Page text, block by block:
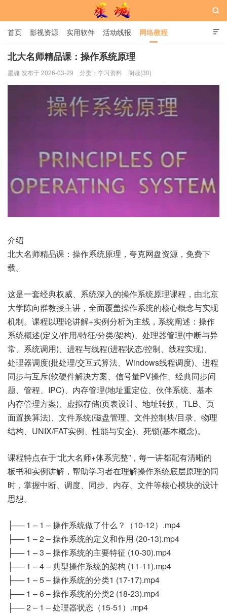
星魂网

首页 影视资源 实用软件 活动线报 网络教程
用户中心 书籍 娱乐

北大名师精品课：操作系统原理
星魂 发布于 2026-03-29 分类： 学习资料 阅读(30)
介绍
北大名师精品课：操作系统原理，夸克网盘资源，免费下
载。
这是一套经典权威、系统深入的操作系统原理课程，由北京
大学陈向群教授主讲，全面覆盖操作系统的核心概念与实现
机制。课程以理论讲解+实例分析为主线，系统阐述：操作
系统概述(定义/作用/特征/分类/架构)、处理器管理(中断与异
常、系统调用)、进程与线程(进程状态/控制、线程实现)、
处理器调度(批处理/交互式算法、Windows线程调度)、进程
同步与互斥(软硬件解决方案、信号量PV操作、经典同步问
题、管程、IPC)、内存管理(地址重定位、伙伴系统、基本
内存管理方案)、虚拟存储(页表设计、地址转换、TLB、页
面置换算法)、文件系统(磁盘管理、文件控制块/目录、物理
结构、UNIX/FAT实例、性能与安全)、死锁(基本概念)。
课程特点在于“北大名师+体系完整”，每一讲都配有清晰的
板书和实例讲解，帮助学习者在理解操作系统底层原理的同
时，掌握中断、调度、同步、内存、文件等核心模块的设计
思想。
├── 1 – 1 – 操作系统做了什么？（10-12）.mp4
├── 1 – 2 – 操作系统的定义和作用 (20-13).mp4
├── 1 – 3 – 操作系统的主要特征 (10-30).mp4
├── 1 – 4 – 典型操作系统的架构 (11-11).mp4
├── 1 – 5 – 操作系统的分类1 (17-17).mp4
├── 1 – 6 – 操作系统的分类2 (18-23).mp4
├── 2 – 1 – 处理器状态（15-51）.mp4